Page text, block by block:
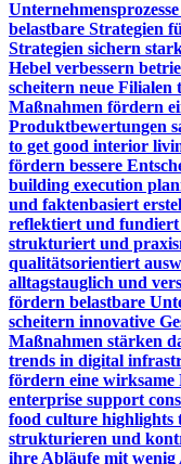
belastbare Strategien
Strategien sichern
Hebel verbessern
scheitern neue Filialen
Maßnahmen fördern
Produktbewertungen
to get good interior
fördern bessere
building execution
und faktenbasiert
reflektiert und fundiert
strukturiert und
qualitätsorientiert
alltagstauglich und
fördern belastbare
scheitern innovative
Maßnahmen stärken
trends in digital
fördern eine
enterprise support
food culture highlights
strukturieren und
ihre Abläufe mit wenig